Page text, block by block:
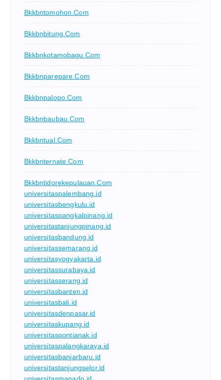
Bkkbntomohon.com
Bkkbnbitung.com
Bkkbnkotamobagu.com
Bkkbnparepare.com
Bkkbnpalopo.com
Bkkbnbaubau.com
Bkkbntual.com
Bkkbnternate.com
Bkkbntidorekepulauan.com
universitaspalembang.id
universitasbengkulu.id
universitaspangkalpinang.id
universitastanjungpinang.id
universitasbandung.id
universitassemarang.id
universitasyogyakarta.id
universitassurabaya.id
universitasserang.id
universitasbanten.id
universitasbali.id
universitasdenpasar.id
universitaskupang.id
universitaspontianak.id
universitaspalangkaraya.id
universitasbanjarbaru.id
universitastanjungselor.id